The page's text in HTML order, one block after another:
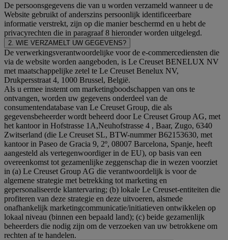
De persoonsgegevens die van u worden verzameld wanneer u de
Website gebruikt of anderszins persoonlijk identificeerbare
informatie verstrekt, zijn op die manier beschermd en u hebt de
privacyrechten die in paragraaf 8 hieronder worden uitgelegd.
2. WIE VERZAMELT UW GEGEVENS?
De verwerkingsverantwoordelijke voor de e-commercediensten die
via de website worden aangeboden, is Le Creuset BENELUX NV
met maatschappelijke zetel te Le Creuset Benelux NV,
Drukpersstraat 4, 1000 Brussel, België.
Als u ermee instemt om marketingboodschappen van ons te
ontvangen, worden uw gegevens onderdeel van de
consumentendatabase van Le Creuset Group, die als
gegevensbeheerder wordt beheerd door Le Creuset Group AG, met
het kantoor in Hofstrasse 1A,Neuhofstrasse 4 , Baar, Zugo, 6340
Zwitserland (die Le Creuset SL, BTW-nummer B62153630, met
kantoor in Paseo de Gracia 9, 2º, 08007 Barcelona, Spanje, heeft
aangesteld als vertegenwoordiger in de EU), op basis van een
overeenkomst tot gezamenlijke zeggenschap die in wezen voorziet
in (a) Le Creuset Group AG die verantwoordelijk is voor de
algemene strategie met betrekking tot marketing en
gepersonaliseerde klantervaring; (b) lokale Le Creuset-entiteiten die
profiteren van deze strategie en deze uitvoeren, alsmede
onafhankelijk marketingcommunicatie/initiatieven ontwikkelen op
lokaal niveau (binnen een bepaald land); (c) beide gezamenlijk
beheerders die nodig zijn om de verzoeken van uw betrokkene om
rechten af te handelen.